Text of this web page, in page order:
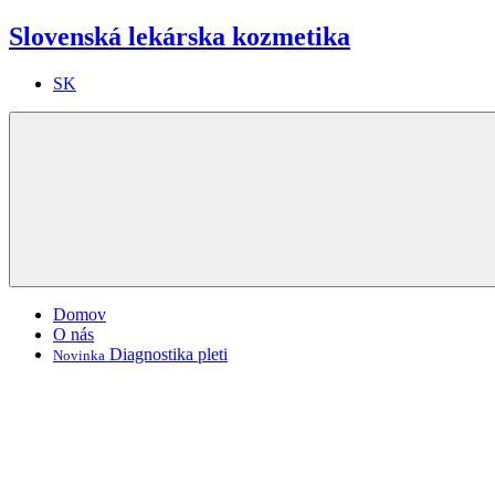
Slovenská lekárska kozmetika
SK
Domov
O nás
Novinka Diagnostika pleti